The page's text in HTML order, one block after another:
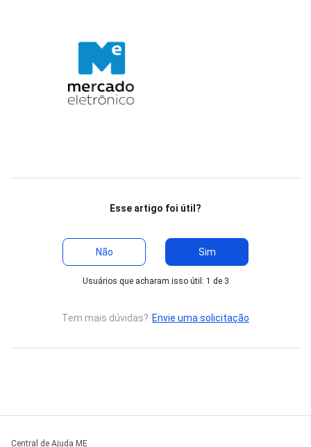
Esse artigo foi útil?
Não Sim
Usuários que acharam isso útil: 1 de 3
Tem mais dúvidas? Envie uma solicitação
Central de Ajuda ME